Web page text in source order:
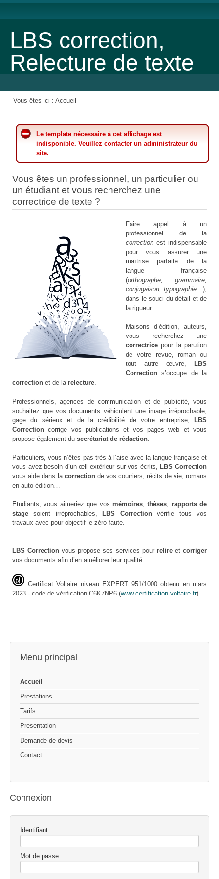
LBS correction,
Relecture de texte
Vous êtes ici : Accueil
Le template nécessaire à cet affichage est
indisponible. Veuillez contacter un administrateur du
site.
Vous êtes un professionnel, un particulier ou
un étudiant et vous recherchez une
correctrice de texte ?
Faire appel à un
professionnel de la
correction est indispensable
pour vous assurer une
maîtrise parfaite de la
langue française
(orthographe, grammaire,
conjugaison, typographie…),
dans le souci du détail et de
la rigueur.
Maisons d’édition, auteurs,
vous recherchez une
correctrice pour la parution
de votre revue, roman ou
tout autre œuvre,
LBS
Correction s’occupe de la
correction et de la relecture.
Professionnels, agences de communication et de publicité, vous
souhaitez que vos documents véhiculent une image irréprochable,
gage du sérieux et de la crédibilité de votre entreprise, LBS
Correction corrige vos publications et vos pages web et vous
propose également du secrétariat de rédaction
Particuliers, vous n’êtes pas très à l’aise avec la langue française et
vous avez besoin d’un œil extérieur sur vos écrits,LBS Correction
vous aide dans la correctionde vos courriers, récits de vie, romans
en auto-édition…
Etudiants, vous aimeriez que vos mémoires,thèses
rapports de
stage soient irréprochables, LBS Correctionvérifie tous vos
travaux avec pour objectif le zéro faute.
LBS Correction vous propose ses services pour relireetcorriger
vos documents afin d’en améliorer leur qualité.
Certificat Voltaire niveau EXPERT 951/1000 obtenu en mars
2023 - code de vérification C6K7NP6 (www.certification-voltaire.fr).
Menu principal
Accueil
Prestations
Tarifs
Presentation
Demande de devis
Contact
Connexion
Identifiant
Mot de passe